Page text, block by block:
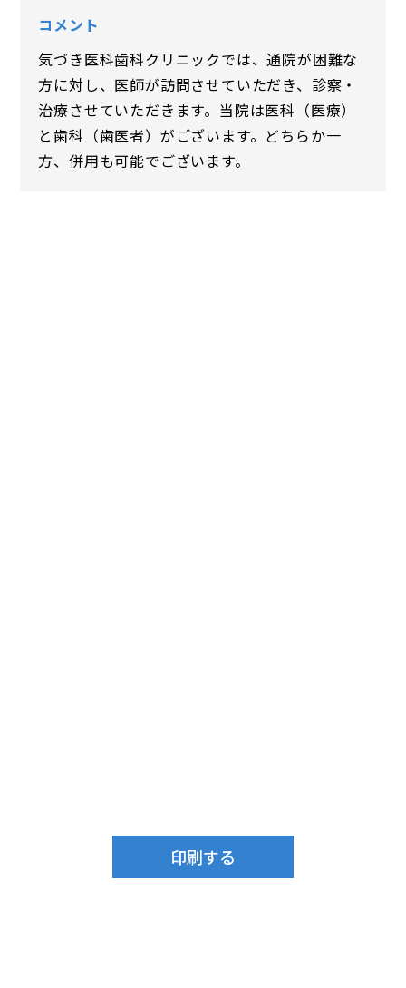
コメント
気づき医科歯科クリニックでは、通院が困難な
方に対し、医師が訪問させていただき、診察・
治療させていただきます。当院は医科（医療）
と歯科（歯医者）がございます。どちらか一
方、併用も可能でございます。